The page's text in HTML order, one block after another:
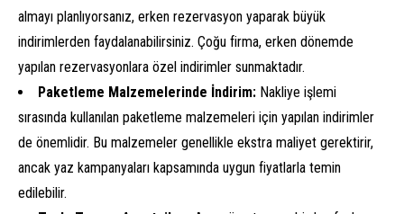
almayı planlıyorsanız, erken rezervasyon yaparak büyük
indirimlerden faydalanabilirsiniz. Çoğu firma, erken dönemde
yapılan rezervasyonlara özel indirimler sunmaktadır.
Paketleme Malzemelerinde İndirim: Nakliye işlemi
sırasında kullanılan paketleme malzemeleri için yapılan indirimler
de önemlidir. Bu malzemeler genellikle ekstra maliyet gerektirir,
ancak yaz kampanyaları kapsamında uygun fiyatlarla temin
edilebilir.